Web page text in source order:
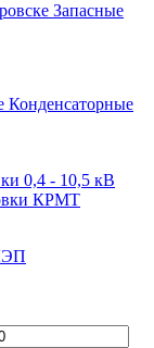
Запасные
Конденсаторные
0,4 - 10,5 кВ
КРМТ